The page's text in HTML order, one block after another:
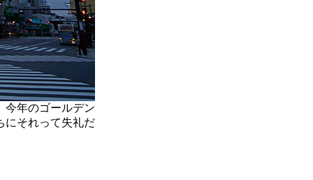
年のゴールデン
にそれって失礼だ